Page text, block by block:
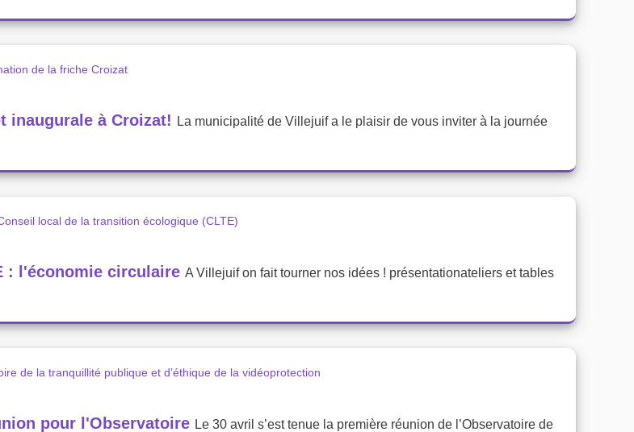
de la friche Croizat
inaugurale à Croizat!
La municipalité de Villejuif a le plaisir de vous inviter à la journée
local de la transition écologique (CLTE)
: l'économie circulaire A Villejuif on fait tourner nos idées ! présentationateliers et tables
de la tranquillité publique et d’éthique de la vidéoprotection
pour l'Observatoire Le 30 avril s’est tenue la première réunion de l’Observatoire de